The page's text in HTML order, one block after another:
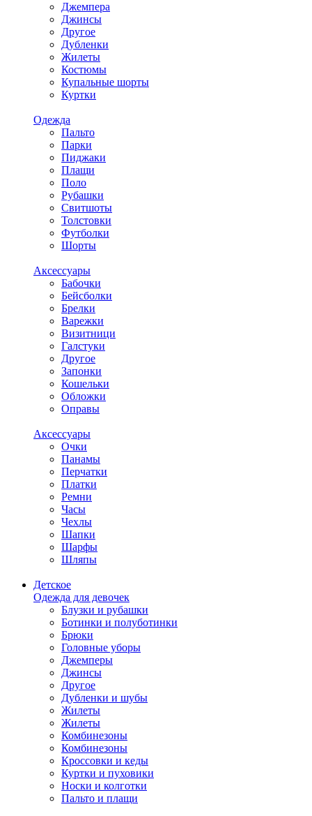
Джемпера
Джинсы
Другое
Дубленки
Жилеты
Костюмы
Купальные шорты
Куртки
Одежда
Пальто
Парки
Пиджаки
Плащи
Поло
Рубашки
Свитшоты
Толстовки
Футболки
Шорты
Аксессуары
Бабочки
Бейсболки
Брелки
Варежки
Визитници
Галстуки
Другое
Запонки
Кошельки
Обложки
Оправы
Аксессуары
Очки
Панамы
Перчатки
Платки
Ремни
Часы
Чехлы
Шапки
Шарфы
Шляпы
Детское
Одежда для девочек
Блузки и рубашки
Ботинки и полуботинки
Брюки
Головные уборы
Джемперы
Джинсы
Другое
Дубленки и шубы
Жилеты
Жилеты
Комбинезоны
Комбинезоны
Кроссовки и кеды
Куртки и пуховики
Носки и колготки
Пальто и плащи